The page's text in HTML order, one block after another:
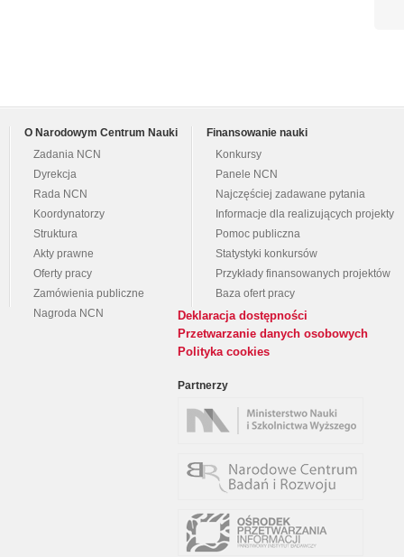
O Narodowym Centrum Nauki
Zadania NCN
Dyrekcja
Rada NCN
Koordynatorzy
Struktura
Akty prawne
Oferty pracy
Zamówienia publiczne
Nagroda NCN
Finansowanie nauki
Konkursy
Panele NCN
Najczęściej zadawane pytania
Informacje dla realizujących projekty
Pomoc publiczna
Statystyki konkursów
Przykłady finansowanych projektów
Baza ofert pracy
Deklaracja dostępności
Przetwarzanie danych osobowych
Polityka cookies
Partnerzy